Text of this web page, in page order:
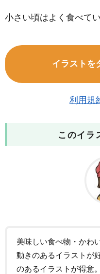
小さい頃はよく食べて
イラストを
利用規
このイラ
美味しい食べ物・かわ
動きのあるイラストが
のあるイラストが得意。